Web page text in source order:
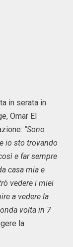
in serata in
Omar El
"Sono
io sto trovando
e far sempre
casa mia e
vedere i miei
a vedere la
volta in 7
la